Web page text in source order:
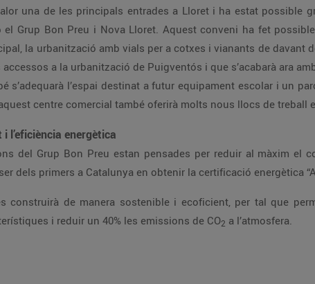
una de les principals entrades a Lloret i ha estat possible
el Grup Bon Preu i Nova Lloret. Aquest conveni ha fet
la urbanització amb vials per a cotxes i vianants de davant
a la urbanització de Puigventós i que s’acabarà ara
s’adequarà l’espai destinat a futur equipament escolar i un
centre comercial també oferirà molts nous llocs de treball
l’eficiència energètica
del Grup Bon Preu estan pensades per reduir al màxim
dels primers a Catalunya en obtenir la certificació energètica
construirà de manera sostenible i ecoficient, per tal que
i reduir un 40% les emissions de CO2 a l’atmosfera.